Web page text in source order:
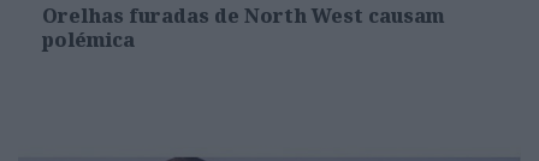
Orelhas furadas de North West causam
polémica